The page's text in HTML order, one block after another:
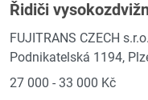
Řidiči
FUJITRANS CZECH s.r.o.
Podnikatelská 1194,
27 000 - 33 000 Kč